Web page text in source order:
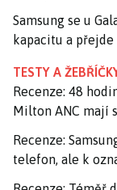
Samsung se u
kapacitu a
TESTY A
Recenze: 48
Milton ANC mají
Recenze:
telefon, ale k